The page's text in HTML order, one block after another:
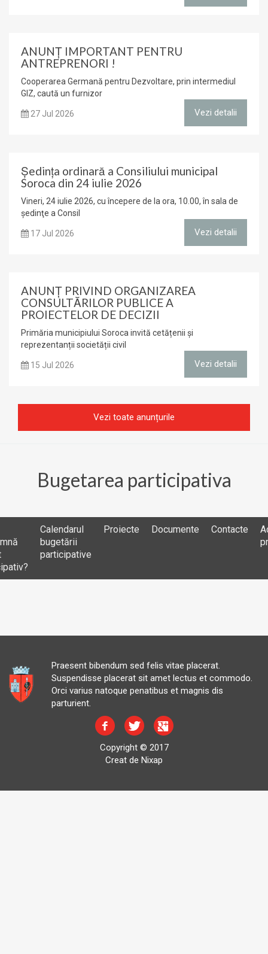
ANUNȚ IMPORTANT PENTRU
ANTREPRENORI !
Cooperarea Germană pentru Dezvoltare, prin intermediul
GIZ, caută un furnizor
27 Jul 2026 Vezi detalii
Ședinţa ordinară a Consiliului municipal
Soroca din 24 iulie 2026
Vineri, 24 iulie 2026, cu începere de la ora, 10.00, în sala de
şedinţe a Consil
17 Jul 2026 Vezi detalii
ANUNŢ PRIVIND ORGANIZAREA
CONSULTĂRILOR PUBLICE A
PROIECTELOR DE DECIZII
Primăria municipiului Soroca invită cetățenii și
reprezentanții societății civil
15 Jul 2026 Vezi detalii
Vezi toate anunțurile
Bugetarea participativa
Calendarul
bugetării
participative
Proiecte Documente Contacte
Praesent bibendum sed felis vitae placerat.
Suspendisse placerat sit amet lectus et commodo.
Orci varius natoque penatibus et magnis dis
parturient.
Copyright © 2017
Creat de Nixap